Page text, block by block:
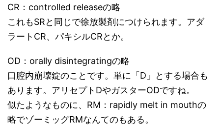
CR：controlled releaseの略
これもSRと同じで徐放製剤につけられます。アダ
ラートCR、パキシルCRとか。
OD：orally disintegratingの略
口腔内崩壊錠のことです。単に「D」とする場合も
あります。アリセプトDやガスターODですね。
似たようなものに、RM：rapidly melt in mouthの
略でゾーミッグRMなんてのもある。